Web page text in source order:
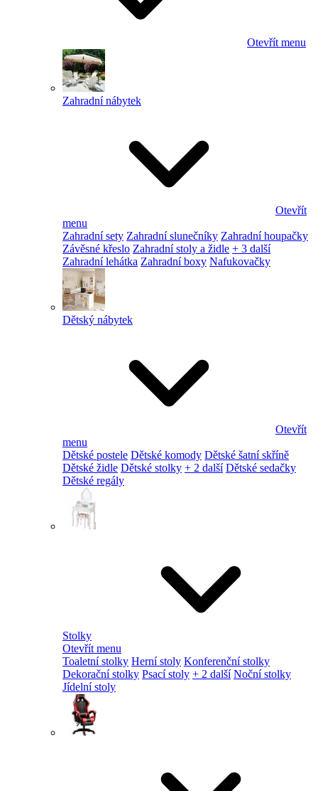
Otevřít menu
Zahradní nábytek
Otevřít
menu
Zahradní sety Zahradní slunečníky Zahradní houpačky
Závěsné křeslo Zahradní stoly a židle + 3 další
Zahradní lehátka Zahradní boxy Nafukovačky
Dětský nábytek
Otevřít
menu
Dětské postele Dětské komody Dětské šatní skříně
Dětské židle Dětské stolky + 2 další Dětské sedačky
Dětské regály
Stolky
Otevřít menu
Toaletní stolky Herní stoly Konferenční stolky
Dekorační stolky Psací stoly + 2 další Noční stolky
Jídelní stoly